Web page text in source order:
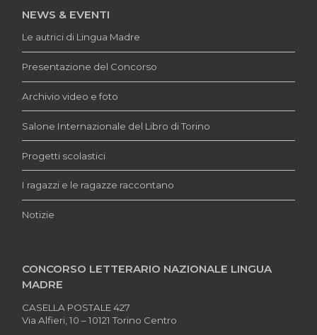
NEWS & EVENTI
Le autrici di Lingua Madre
Presentazione del Concorso
Archivio video e foto
Salone Internazionale del Libro di Torino
Progetti scolastici
I ragazzi e le ragazze raccontano
Notizie
CONCORSO LETTERARIO NAZIONALE LINGUA
MADRE
CASELLA POSTALE 427
Via Alfieri, 10 – 10121 Torino Centro